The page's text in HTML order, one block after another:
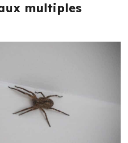
multiples